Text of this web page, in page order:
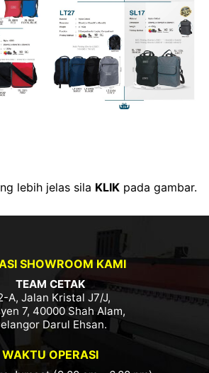
lebih jelas sila KLIKpada gambar.
SHOWROOM KAMI
TEAM CETAK
A, Jalan Kristal J7/J,
7, 40000 Shah Alam,
Darul Ehsan.
WAKTU OPERASI